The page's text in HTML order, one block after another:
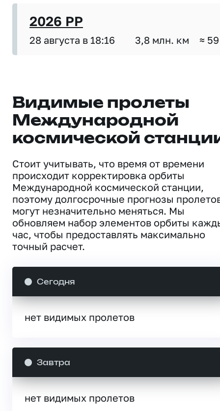
2026 PP
28 августа в 18:16 3,8 млн. км ≈
Видимые пролеты
Международной
космической
Стоит учитывать, что время от времени
происходит корректировка орбиты
Международной космической станции,
поэтому долгосрочные прогнозы
могут незначительно меняться. Мы
обновляем набор элементов орбиты
час, чтобы предоставлять максимально
точный расчет.
Сегодня
нет видимых пролетов
Завтра
нет видимых пролетов